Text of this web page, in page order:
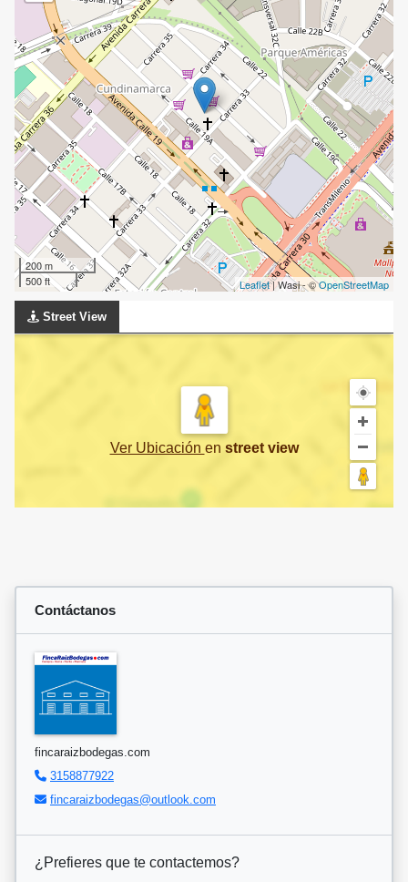
200 m
500 ft
Leaflet| Wasi - ©OpenStreetMap
Street View
Ver Ubicación en street view
Contáctanos
fincaraizbodegas.com
3158877922
fincaraizbodegas@outlook.com
¿Prefieres que te contactemos?